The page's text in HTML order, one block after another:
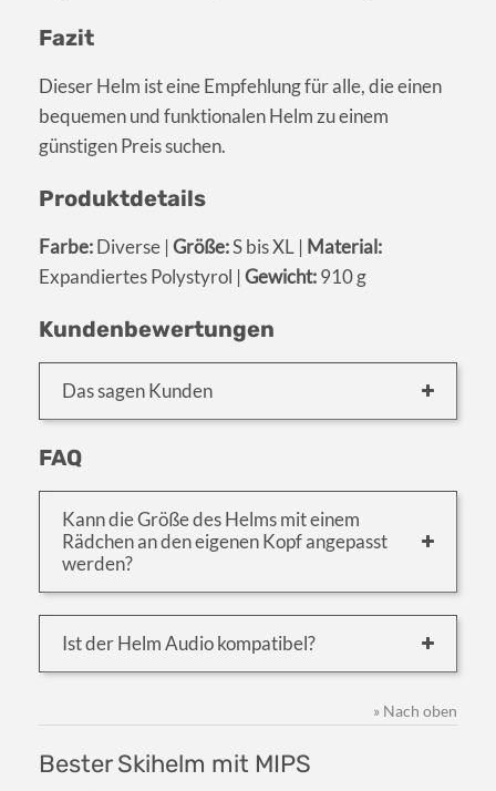
Fazit
Dieser Helm ist eine Empfehlung für alle, die einen
bequemen und funktionalen Helm zu einem
günstigen Preis suchen.
Produktdetails
Farbe:Diverse | Größe:S bis XL | Material:
Expandiertes Polystyrol | Gewicht:910 g
Kundenbewertungen
Das sagen Kunden
FAQ
Kann die Größe des Helms mit einem
Rädchen an den eigenen Kopf angepasst
werden?
Ist der Helm Audio kompatibel?
» Nach oben
Bester Skihelm mit MIPS